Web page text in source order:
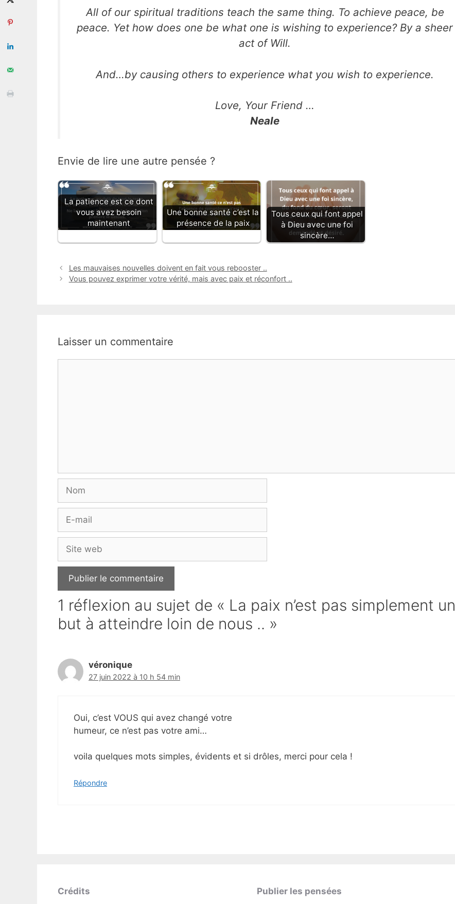
All of our spiritual traditions teach the same thing. To achieve peace, be
peace. Yet how does one be what one is wishing to experience? By a sheer
act of Will.
And…by causing others to experience what you wish to experience.
Love, Your Friend …
Neale
Envie de lire une autre pensée ?
La patience est ce dont
vous avez besoin
maintenant
Une bonne santé c’est la
présence de la paix
Tous ceux qui font appel
à Dieu avec une foi
sincère…
Les mauvaises nouvelles doivent en fait vous rebooster ..
Vous pouvez exprimer votre vérité, mais avec paix et réconfort ..
Laisser un commentaire
Nom
Site
web
1 réflexion au sujet de « La paix n’est pas simplement un
but à atteindre loin de nous .. »
véronique
27 juin 2022 à 10 h 54 min
Oui, c’est VOUS qui avez changé votre
humeur, ce n’est pas votre ami…
voila quelques mots simples, évidents et si drôles, merci pour cela !
Répondre
Crédits Publier les pensées